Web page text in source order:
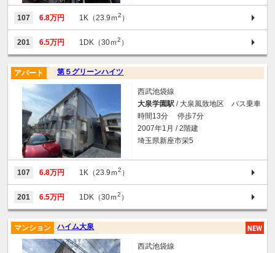
107 6.8万円 1K（23.9ｍ2 ）
201 6.5万円 1DK（30ｍ2 ）
第５グリーンハイツ
アパート
西武池袋線
大泉学園駅 / 大泉風致地区 バス乗車
時間13分 停歩7分
2007年1月 / 2階建
埼玉県新座市栄5
107 6.8万円 1K（23.9ｍ2 ）
201 6.5万円 1DK（30ｍ2 ）
ハイム大泉
マンション
西武池袋線